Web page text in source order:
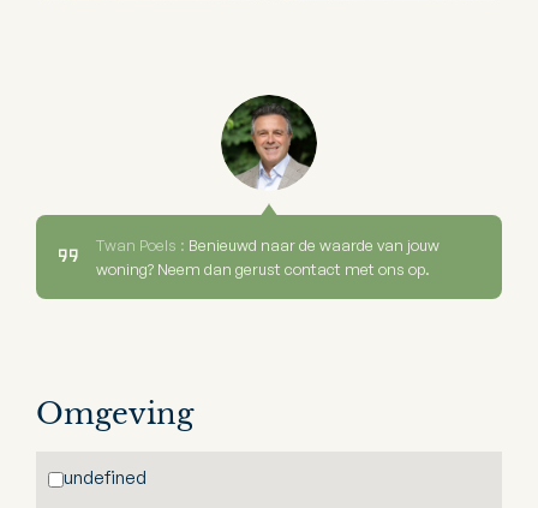
Twan Poels : Benieuwd naar de waarde van jouw
woning? Neem dan gerust contact met ons op.
Omgeving
undefined